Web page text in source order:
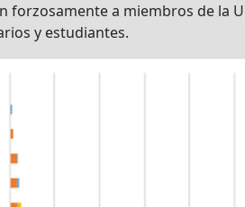
a miembros de la
y estudiantes.